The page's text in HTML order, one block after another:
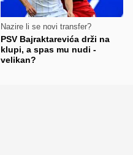
Nazire li se novi transfer?
PSV Bajraktarevića drži na
klupi, a spas mu nudi -
velikan?